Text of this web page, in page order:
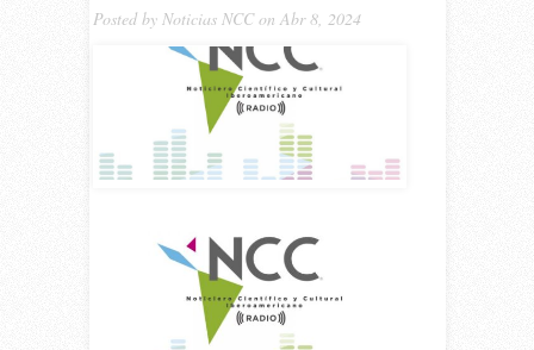
Posted by Noticias NCCon Abr 8, 2024